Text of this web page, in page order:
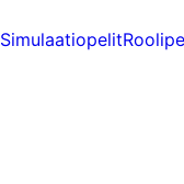
Simulaatiopelit